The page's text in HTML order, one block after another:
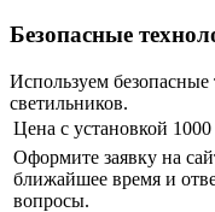
Безопасные
Используем
светильников.
Цена с установкой
Оформите заявку на
ближайшее время и
вопросы.